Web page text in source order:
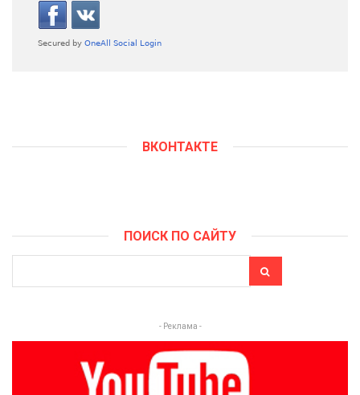
ВКОНТАКТЕ
ПОИСК ПО САЙТУ
- Реклама -